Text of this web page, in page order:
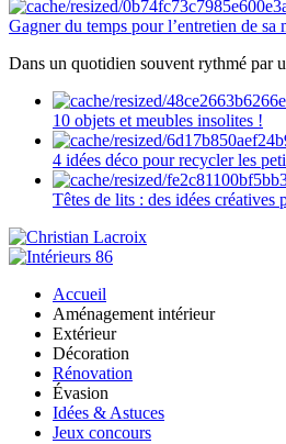
Gagner du temps pour l’entretien de sa
Dans un quotidien souvent rythmé par
10 objets et meubles insolites !
4 idées déco pour recycler les
Têtes de lits : des idées
Accueil
Aménagement intérieur
Extérieur
Décoration
Rénovation
Évasion
Idées & Astuces
Jeux concours